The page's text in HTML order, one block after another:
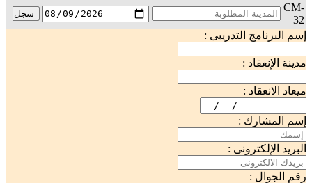
CM-
32
سجل
إسم البرنامج التدريبى :
مدينة الإنعقاد :
ميعاد الانعقاد :
إسم المشارك :
البريد الإلكترونى :
رقم الجوال :